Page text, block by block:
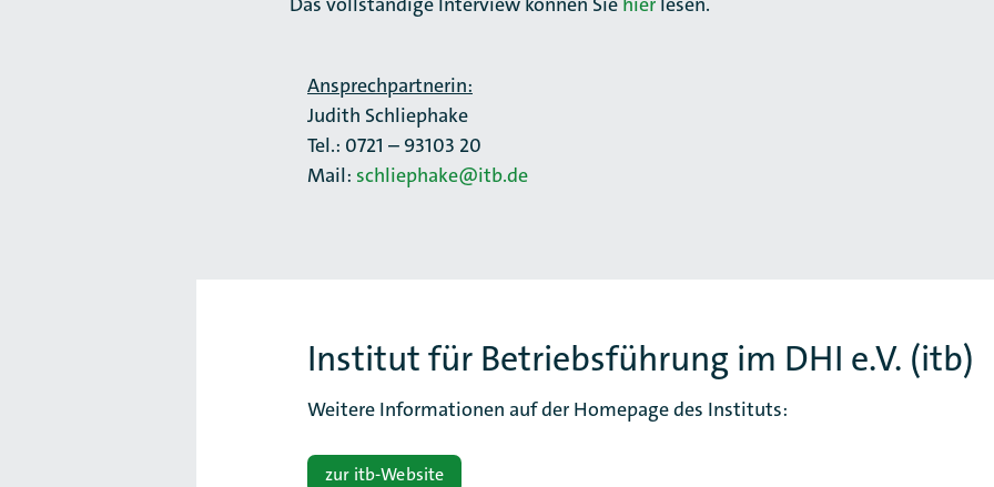
Ansprechpartnerin:
Judith Schliephake
Tel.: 0721 – 93103 20
Mail: schliephake@itb.de
Institut für Betriebsführung im DHI e.V. (itb)
Weitere Informationen auf der Homepage des Instituts:
zur itb-Website